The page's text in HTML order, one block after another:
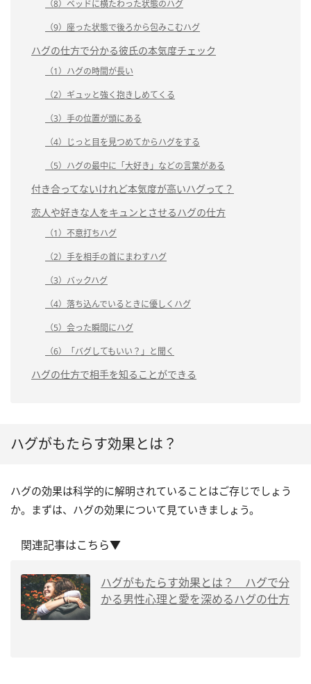
（8）ベッドに横たわった状態のハグ
（9）座った状態で後ろから包みこむハグ
ハグの仕方で分かる彼氏の本気度チェック
（1）ハグの時間が長い
（2）ギュッと強く抱きしめてくる
（3）手の位置が頭にある
（4）じっと目を見つめてからハグをする
（5）ハグの最中に「大好き」などの言葉がある
付き合ってないけれど本気度が高いハグって？
恋人や好きな人をキュンとさせるハグの仕方
（1）不意打ちハグ
（2）手を相手の首にまわすハグ
（3）バックハグ
（4）落ち込んでいるときに優しくハグ
（5）会った瞬間にハグ
（6）「バグしてもいい？」と聞く
ハグの仕方で相手を知ることができる
ハグがもたらす効果とは？
ハグの効果は科学的に解明されていることはご存じでしょう
か。まずは、ハグの効果について見ていきましょう。
関連記事はこちら▼
ハグがもたらす効果とは？ ハグで分
かる男性心理と愛を深めるハグの仕方